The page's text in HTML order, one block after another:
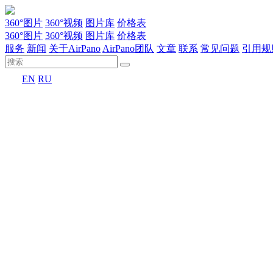
360°图片 360°视频 图片库 价格表
360°图片 360°视频 图片库 价格表
服务 新闻 关于AirPano AirPano团队 文章 联系 常见问题 引用
EN RU